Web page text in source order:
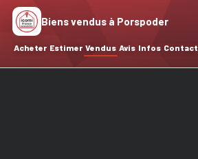
Acheter Estimer Vendus Avis Infos Contact
Biens vendus à Porspoder